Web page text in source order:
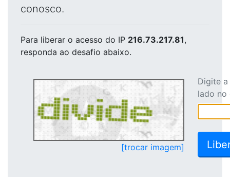
conosco.
Para liberar o acesso do IP 216.73.217.81,
responda ao desafio abaixo.
[trocar imagem]
Digite
lado no